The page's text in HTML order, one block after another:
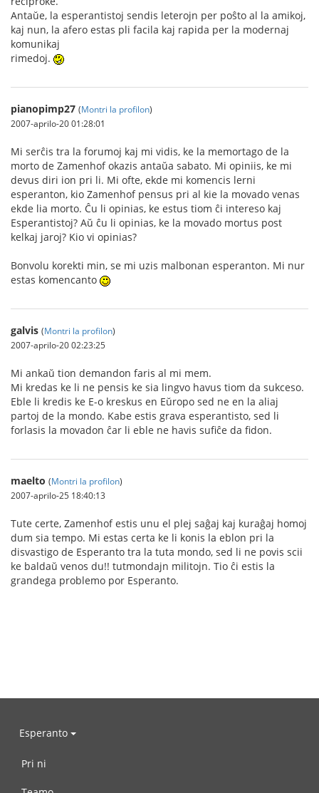
Antaŭe, la esperantistoj sendis leterojn per poŝto al la amikoj,
kaj nun, la afero estas pli facila kaj rapida per la modernaj
komunikaj
rimedoj.
pianopimp27 (Montri la profilon)
2007-aprilo-20 01:28:01
Mi serĉis tra la forumoj kaj mi vidis, ke la memortago de la
morto de Zamenhof okazis antaŭa sabato. Mi opiniis, ke mi
devus diri ion pri li. Mi ofte, ekde mi komencis lerni
esperanton, kio Zamenhof pensus pri al kie la movado venas
ekde lia morto. Ĉu li opinias, ke estus tiom ĉi intereso kaj
Esperantistoj? Aŭ ĉu li opinias, ke la movado mortus post
kelkaj jaroj? Kio vi opinias?
Bonvolu korekti min, se mi uzis malbonan esperanton. Mi nur
estas komencanto
galvis (Montri la profilon)
2007-aprilo-20 02:23:25
Mi ankaŭ tion demandon faris al mi mem.
Mi kredas ke li ne pensis ke sia lingvo havus tiom da sukceso.
Eble li kredis ke E-o kreskus en Eŭropo sed ne en la aliaj
partoj de la mondo. Kabe estis grava esperantisto, sed li
forlasis la movadon ĉar li eble ne havis sufiĉe da fidon.
maelto (Montri la profilon)
2007-aprilo-25 18:40:13
Tute certe, Zamenhof estis unu el plej saĝaj kaj kuraĝaj homoj
dum sia tempo. Mi estas certa ke li konis la eblon pri la
disvastigo de Esperanto tra la tuta mondo, sed li ne povis scii
ke baldaŭ venos du!! tutmondajn militojn. Tio ĉi estis la
grandega problemo por Esperanto.
Esperanto
Pri ni